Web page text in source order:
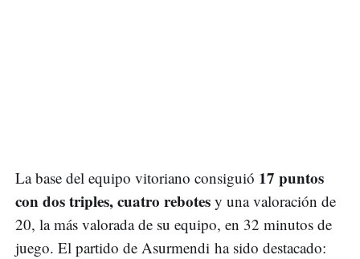
La base del equipo vitoriano consiguió 17 puntos
con dos triples, cuatro rebotes y una valoración de
20, la más valorada de su equipo, en 32 minutos de
juego. El partido de Asurmendi ha sido destacado: